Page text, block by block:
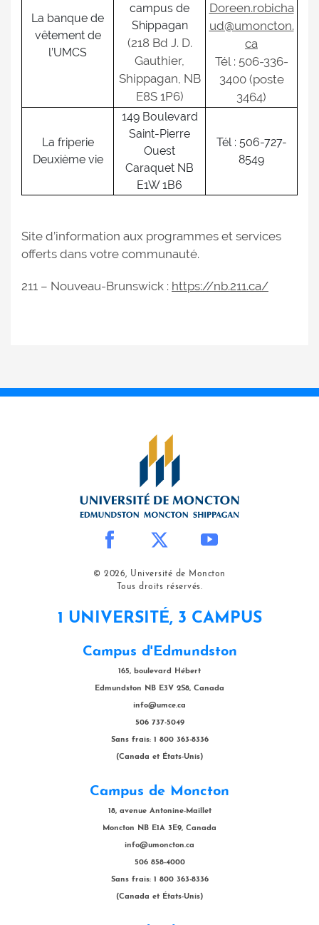
La banque de
vêtement de
l’UMCS
campus de
Shippagan
(218 Bd J. D.
Gauthier,
Shippagan, NB
E8S 1P6)
Doreen.robicha
ud@umoncton.
ca
Tél : 506-336-
3400 (poste
3464)
La friperie
Deuxième vie
149 Boulevard
Saint-Pierre
Ouest
Caraquet NB
E1W 1B6
Tél : 506-727-
8549
Site d’information aux programmes et services
offerts dans votre communauté.
211 – Nouveau-Brunswick : https://nb.211.ca/
© 2026, Université de Moncton
Tous droits réservés.
1 UNIVERSITÉ, 3 CAMPUS
Campus d'Edmundston
165, boulevard Hébert
Edmundston NB E3V 2S8, Canada
info@umce.ca
506 737-5049
Sans frais: 1 800 363-8336
(Canada et États-Unis)
Campus de Moncton
18, avenue Antonine-Maillet
Moncton NB E1A 3E9, Canada
info@umoncton.ca
506 858-4000
Sans frais: 1 800 363-8336
(Canada et États-Unis)